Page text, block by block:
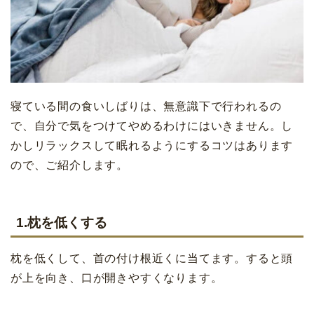
寝ている間の食いしばりは、無意識下で行われるの
で、自分で気をつけてやめるわけにはいきません。し
かしリラックスして眠れるようにするコツはあります
ので、ご紹介します。
1.枕を低くする
枕を低くして、首の付け根近くに当てます。すると頭
が上を向き、口が開きやすくなります。